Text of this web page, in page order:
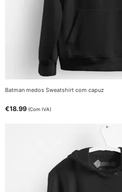
Batman medos Sweatshirt com capuz
€18.99 (Com IVA)